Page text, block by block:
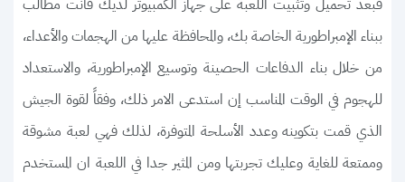
فبعد تحميل وتثبيت اللعبة على جهاز الكمبيوتر لديك فأنت مطالب
ببناء الإمبراطورية الخاصة بك، والمحافظة عليها من الهجمات والأعداء،
من خلال بناء الدفاعات الحصينة وتوسيع الإمبراطورية، والاستعداد
للهجوم في الوقت المناسب إن استدعى الامر ذلك، وفقاً لقوة الجيش
الذي قمت بتكوينه وعدد الأسلحة المتوفرة، لذلك فهي لعبة مشوقة
وممتعة للغاية وعليك تجربتها ومن المثير جدا في اللعبة ان المستخدم